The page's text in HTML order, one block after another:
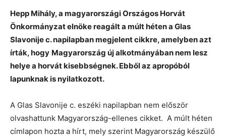
Hepp Mihály, a magyarországi Országos Horvát
Önkormányzat elnöke reagált a múlt héten a Glas
Slavonije c. napilapban megjelent cikkre, amelyben azt
írták, hogy Magyarország új alkotmányában nem lesz
helye a horvát kisebbségnek. Ebből az apropóból
lapunknak is nyilatkozott.
A Glas Slavonije c. eszéki napilapban nem először
olvashattunk Magyarország-ellenes cikket. A múlt héten
címlapon hozta a hírt, mely szerint Magyarország készülő